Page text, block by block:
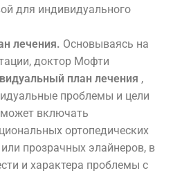
для индивидуального
лечения. Основываясь на
доктор Мофти
план лечения ,
проблемы и цели
включать
ортопедических
прозрачных элайнеров, в
и характера проблемы с